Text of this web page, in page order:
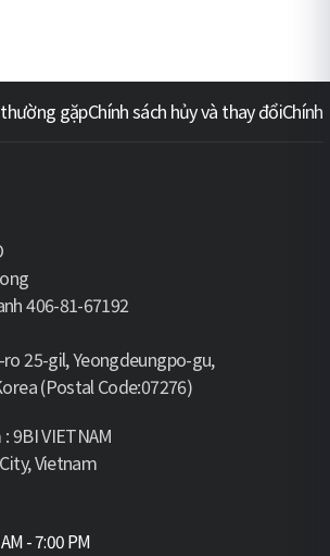
gặpChính sách hủy và thay đổi
406-81-67192
ro 25-gil, Yeongdeungpo-gu,
(Postal Code:07276)
9BI VIETNAM
Vietnam
- 7:00 PM